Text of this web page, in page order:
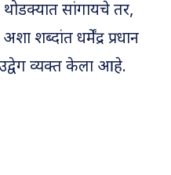
थोडक्यात सांगायचे तर,
शब्दांत धर्मेंद्र प्रधान
व्यक्त केला आहे.